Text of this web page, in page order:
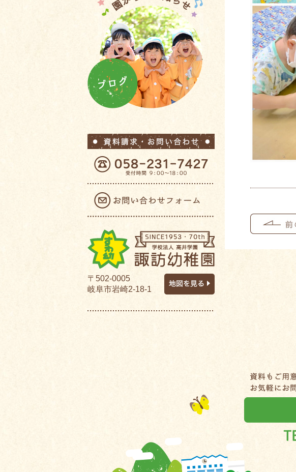
〒502-0005
岐阜市岩崎2-18-1